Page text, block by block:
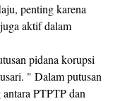
penting karena
aktif dalam
pidana korupsi
" Dalam putusan
PTPTP dan